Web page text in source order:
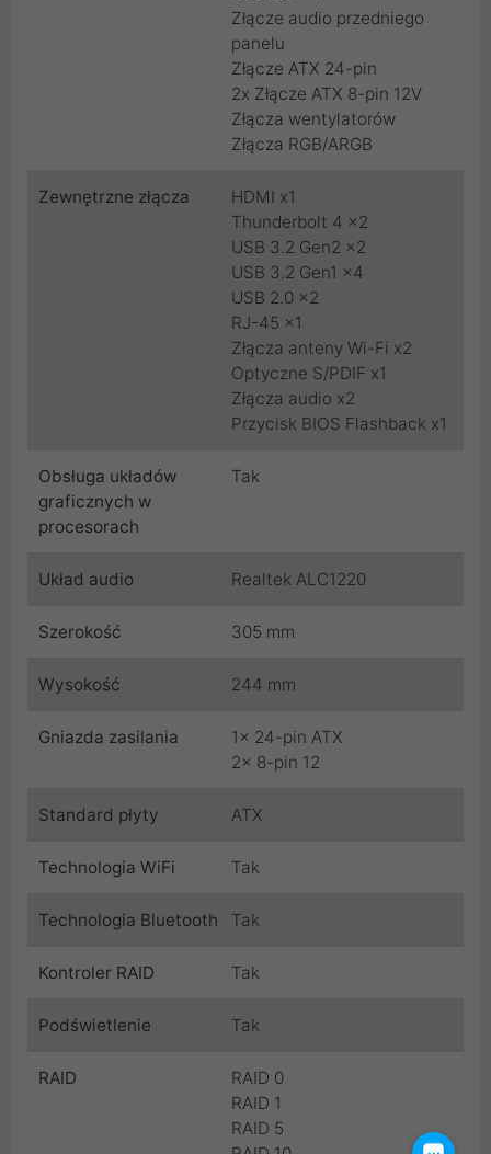
Złącze audio przedniego
panelu
Złącze ATX 24-pin
2x Złącze ATX 8-pin 12V
Złącza wentylatorów
Złącza RGB/ARGB
Zewnętrzne złącza
HDMI x1
Thunderbolt 4 x2
USB 3.2 Gen2 x2
USB 3.2 Gen1 x4
USB 2.0 x2
RJ-45 x1
Złącza anteny Wi-Fi x2
Optyczne S/PDIF x1
Złącza audio x2
Przycisk BIOS Flashback x1
Obsługa układów
graficznych w
procesorach
Tak
Układ audio Realtek ALC1220
Szerokość 305 mm
Wysokość 244 mm
Gniazda zasilania
1x 24-pin ATX
2x 8-pin 12
Standard płyty ATX
Technologia WiFi Tak
Technologia Bluetooth Tak
Kontroler RAID Tak
Podświetlenie Tak
RAID
RAID 0
RAID 1
RAID 5